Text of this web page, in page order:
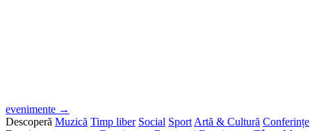
evenimente →
Descoperă Muzică Timp liber Social Sport Artă & Cultură Conferințe